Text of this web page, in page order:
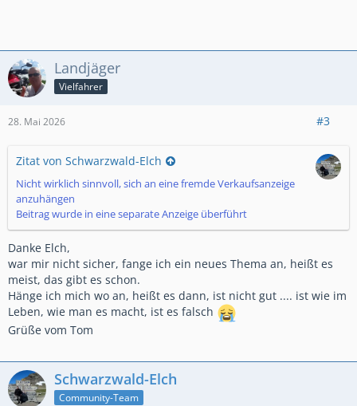
Landjäger
Vielfahrer
28. Mai 2026 #3
Zitat von Schwarzwald-Elch
Nicht wirklich sinnvoll, sich an eine fremde Verkaufsanzeige
anzuhängen
Beitrag wurde in eine separate Anzeige überführt
Danke Elch,
war mir nicht sicher, fange ich ein neues Thema an, heißt es
meist, das gibt es schon.
Hänge ich mich wo an, heißt es dann, ist nicht gut .... ist wie im
Leben, wie man es macht, ist es falsch
Grüße vom Tom
Schwarzwald-Elch
Community-Team